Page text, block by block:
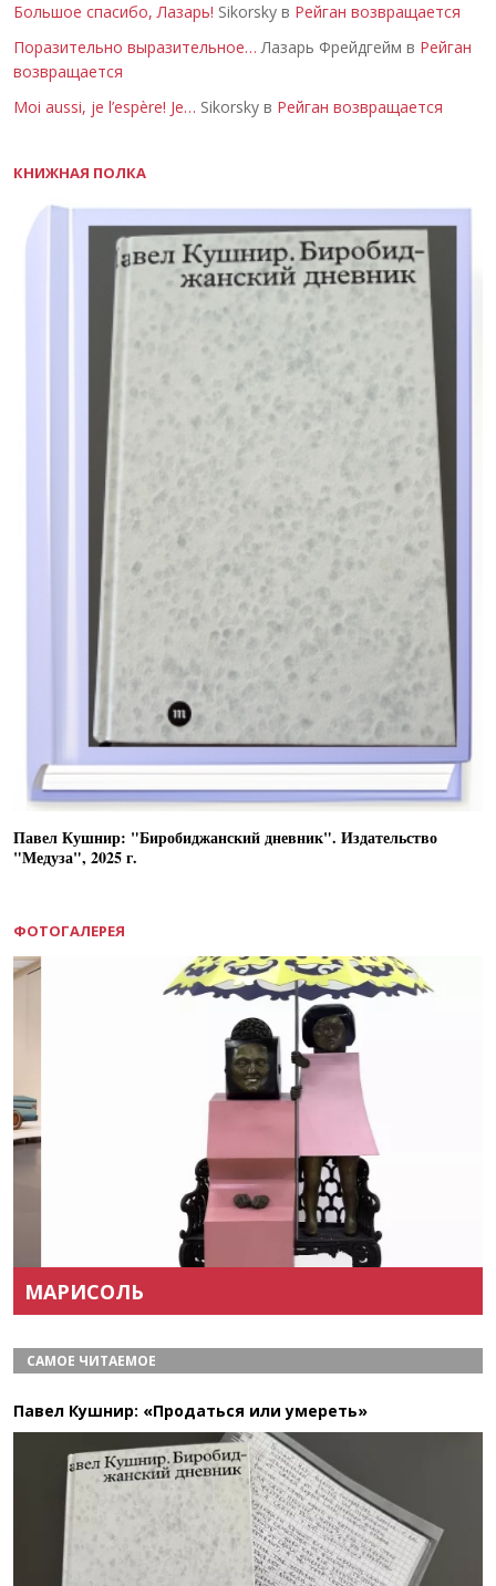
Большое спасибо, Лазарь! Sikorsky в Рейган возвращается
Поразительно выразительное… Лазарь Фрейдгейм в Рейган
возвращается
Moi aussi, je l’espère! Je… Sikorsky в Рейган возвращается
КНИЖНАЯ ПОЛКА
Павел Кушнир: "Биробиджанский дневник". Издательство
"Медуза", 2025 г.
ФОТОГАЛЕРЕЯ
МАРИСОЛЬ
САМОЕ ЧИТАЕМОЕ
Павел Кушнир: «Продаться или умереть»